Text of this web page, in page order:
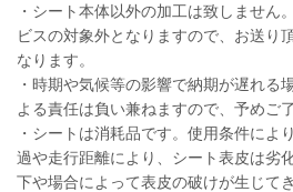
・シート本体以外の加工は致しません
ビスの対象外となりますので、お送り
なります。
・時期や気候等の影響で納期が遅れる
よる責任は負い兼ねますので、予めご
・シートは消耗品です。使用条件によ
過や走行距離により、シート表皮は劣
下や場合によって表皮の破けが生じて